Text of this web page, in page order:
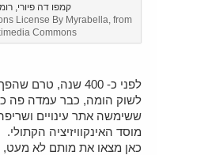
קמפו דה פיורי,
License By Myrabella, from
Commons
לפני כ- 400 שנה,
לשוק הומה, כבר עמדה פה
ששימשה אתר עינויים
מוסד האינקוויזיציה הקתולי.
כאן מצאו את מותם לא מעט,